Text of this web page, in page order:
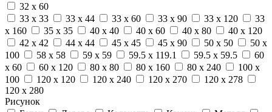
32 x 60
33 x 33
33 x 44 33 x 60 33 x 90 33 x 120
33
x 160
35 x 35 40 x 40 40 x 60 40 x 80
40 x 120
42 x 42
44 x 44 45 x 45 45 x 90 50 x 50
50 x
100
58 x 58 59 x 59 59.5 x 119.1 59.5 x 59.5
60
x 60
60 x 120 80 x 80 80 x 160 80 x 240
100 x
100
120 x 120 120 x 240 120 x 270
120 x 278
120 x 280
Рисунок